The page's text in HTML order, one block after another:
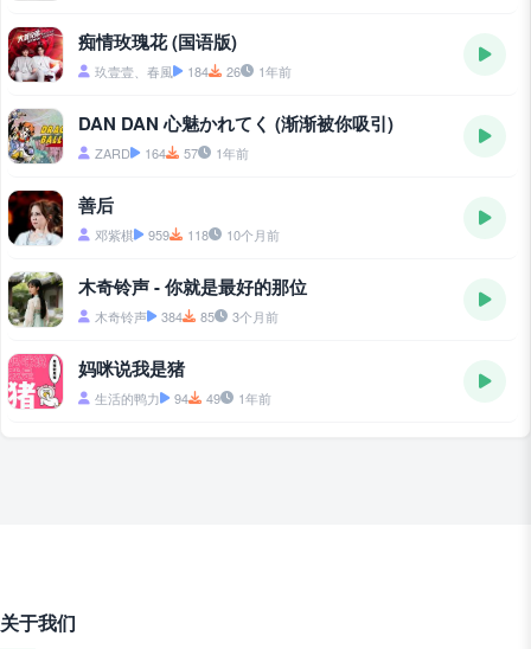
痴情玫瑰花 (国语版)
玖壹壹、春風 184 26 1年前
DAN DAN 心魅かれてく (渐渐被你吸引)
ZARD 164 57 1年前
善后
邓紫棋 959 118 10个月前
木奇铃声 - 你就是最好的那位
木奇铃声 384 85 3个月前
妈咪说我是猪
生活的鸭力 94 49 1年前
关于我们